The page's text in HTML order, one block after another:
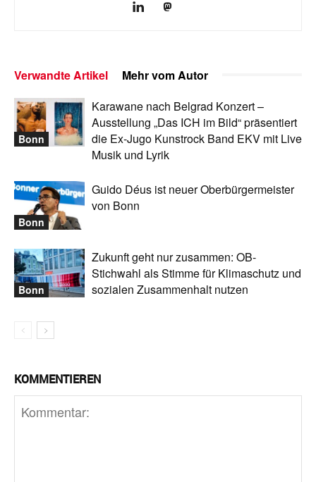
Verwandte Artikel Mehr vom Autor
Bonn
Karawane nach Belgrad Konzert –
Ausstellung „Das ICH im Bild“ präsentiert
die Ex-Jugo Kunstrock Band EKV mit Live
Musik und Lyrik
Bonn
Guido Déus ist neuer Oberbürgermeister
von Bonn
Bonn
Zukunft geht nur zusammen: OB-
Stichwahl als Stimme für Klimaschutz und
sozialen Zusammenhalt nutzen
KOMMENTIEREN